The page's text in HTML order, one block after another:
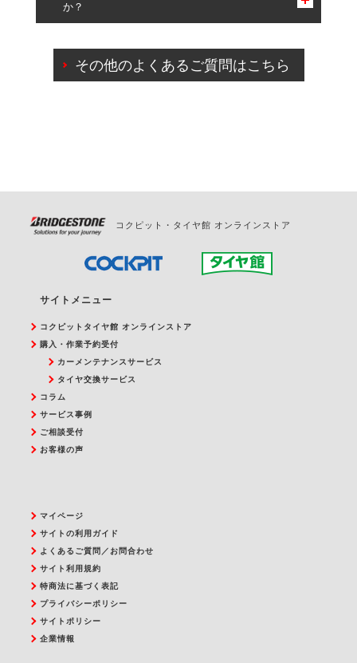
一部の商品・サービスの組み合わせに限り、同時にご予約が
出来ないものもございます。
か？
ご来店予約日の3営業日前を過ぎている場合のご予約
の日時変更につきましては、直接ご予約の店舗まで
その他のよくあるご質問はこちら
コクピット・タイヤ館 オンラインストア
サイトメニュー
コクピットタイヤ館 オンラインストア
購入・作業予約受付
カーメンテナンスサービス
タイヤ交換サービス
コラム
サービス事例
ご相談受付
お客様の声
マイページ
サイトの利用ガイド
よくあるご質問／お問合わせ
サイト利用規約
特商法に基づく表記
プライバシーポリシー
サイトポリシー
企業情報